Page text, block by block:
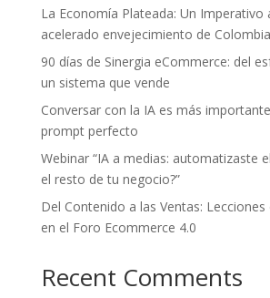
La Economía Plateada: Un Imperativo
acelerado envejecimiento de Colombia
90 días de Sinergia eCommerce: del
un sistema que vende
Conversar con la IA es más
prompt perfecto
Webinar “IA a medias: automatizaste
el resto de tu negocio?”
Del Contenido a las Ventas:
en el Foro Ecommerce 4.0
Recent Comments